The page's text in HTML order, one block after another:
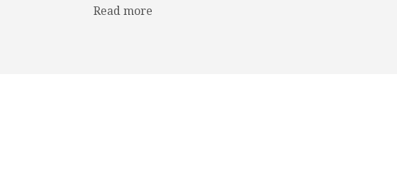
Read more